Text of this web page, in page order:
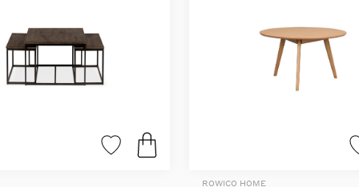
ROWICO HOME